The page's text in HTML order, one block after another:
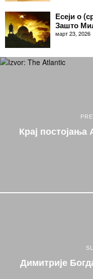
Есеји о
Зашто
март 23, 2026
Крај
Димитрије